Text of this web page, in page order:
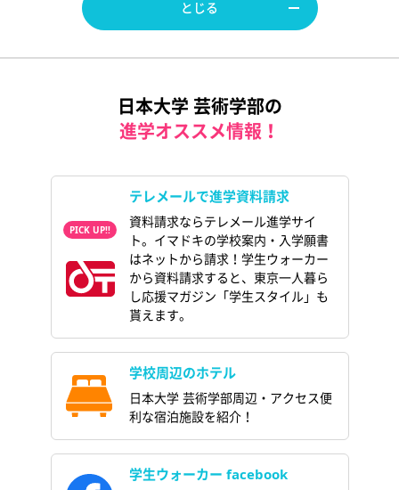
とじる
日本大学 芸術学部の
進学オススメ情報！
テレメールで進学資料請求
資料請求ならテレメール進学サイ
ト。イマドキの学校案内・入学願書
はネットから請求！学生ウォーカー
から資料請求すると、東京一人暮ら
し応援マガジン「学生スタイル」も
貰えます。
学校周辺のホテル
日本大学 芸術学部周辺・アクセス便
利な宿泊施設を紹介！
学生ウォーカー facebook